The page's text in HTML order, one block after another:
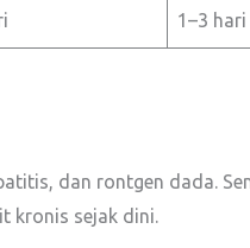
1–3 hari
dan rontgen dada.
kronis sejak dini.